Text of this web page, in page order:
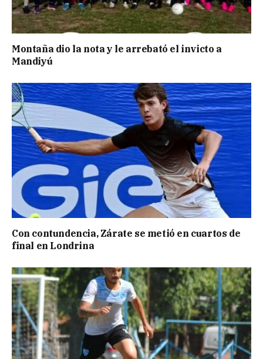
Montaña dio la nota y le arrebató el invicto a
Mandiyú
Con contundencia, Zárate se metió en cuartos de
final en Londrina